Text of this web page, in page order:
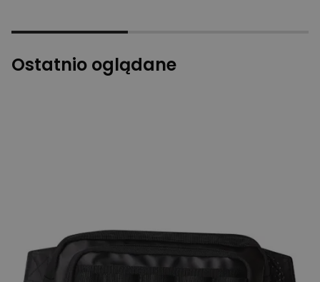
Ostatnio oglądane